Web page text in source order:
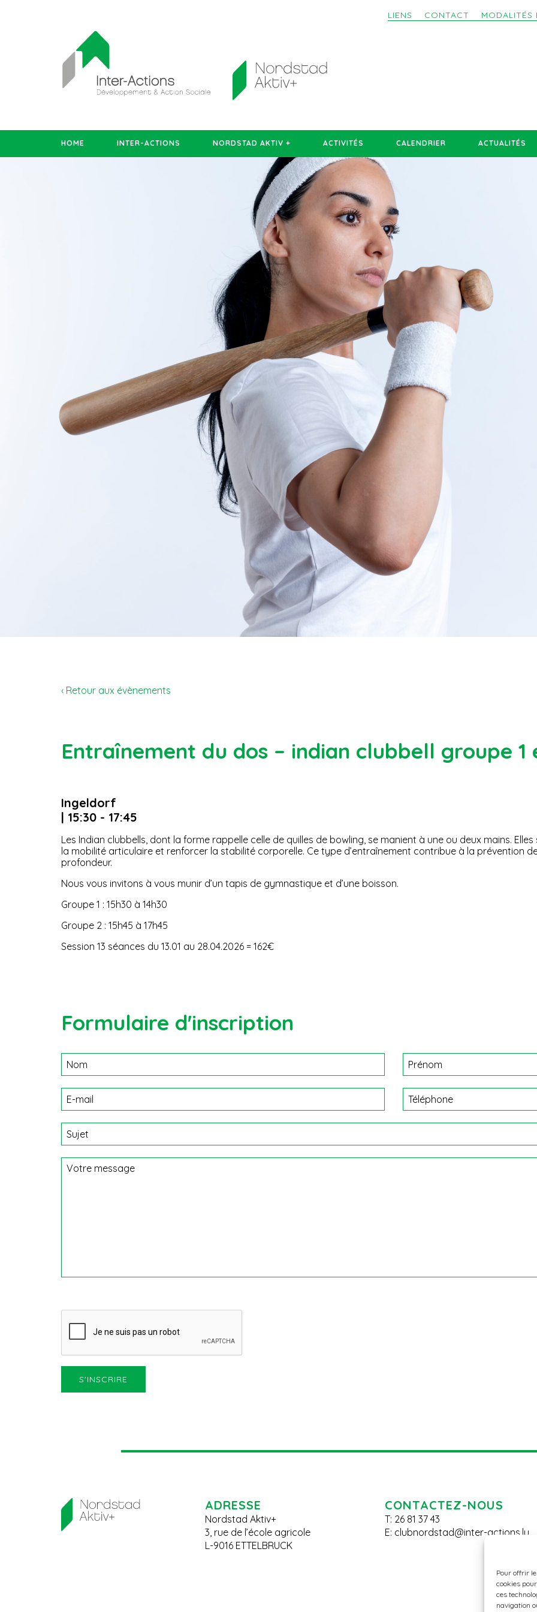
Pour offrir
cookies
ces
navigation
LIENS CONTACT MODALITÉS
HOME INTER-ACTIONS NORDSTAD AKTIV + ACTIVITÉS CALENDRIER ACTUALITÉS
‹ Retour aux évènements
Entraînement du dos – indian clubbell groupe 1
Ingeldorf
| 15:30 - 17:45
Les Indian clubbells, dont la forme rappelle celle de quilles de bowling, se manient à une ou deux mains.
la mobilité articulaire et renforcer la stabilité corporelle. Ce type d’entraînement contribue à la prévention
profondeur.
Nous vous invitons à vous munir d’un tapis de gymnastique et d’une boisson.
Groupe 1 : 15h30 à 14h30
Groupe 2 : 15h45 à 17h45
Session 13 séances du 13.01 au 28.04.2026 = 162€
Formulaire d'inscription
ADRESSE
Nordstad Aktiv+
3, rue de l’école agricole
L-9016 ETTELBRUCK
CONTACTEZ-NOUS
T: 26 81 37 43
E: clubnordstad@inter-actions.lu